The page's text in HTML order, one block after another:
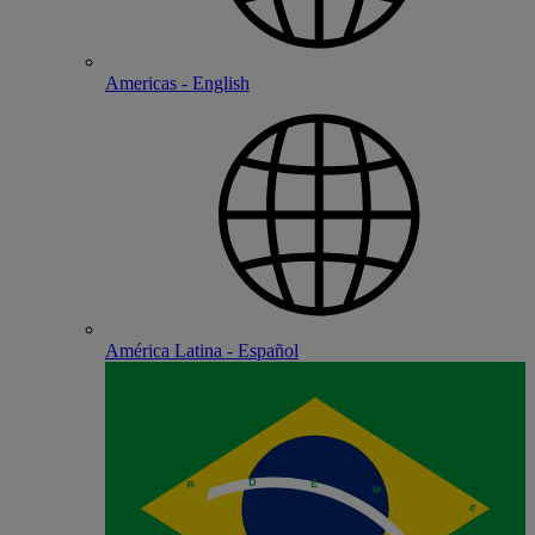
Americas - English
América Latina - Español